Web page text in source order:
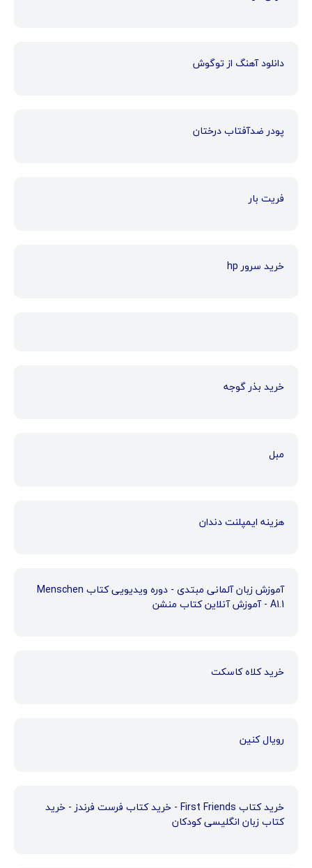
دانلود آهنگ از توگوش
پودر ضدآفتاب درختان
فریت بار
خرید سرور hp
خرید بذر گوجه
مبل
هزینه ایمپلنت دندان
آموزش زبان آلمانی مبتدی - دوره ویدیویی کتاب Menschen
A1.1 - آموزش آنلاین کتاب منشن
خرید کلاه کاسکت
رویال کنین
خرید کتاب First Friends - خرید کتاب فرست فرندز - خرید
کتاب زبان انگلیسی کودکان